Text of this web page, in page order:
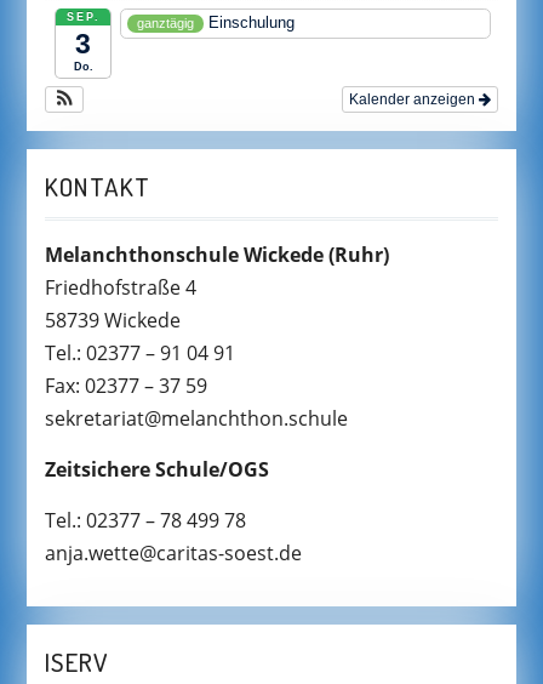
SEP.
3
Do.
ganztägig Einschulung
Kalender anzeigen
KONTAKT
Melanchthonschule Wickede(Ruhr)
Friedhofstraße 4
58739 Wickede
Tel.: 02377 – 91 04 91
Fax: 02377 – 37 59
sekretariat@melanchthon.schule
Zeitsichere Schule/OGS
Tel.: 02377 – 78 499 78
anja.wette@caritas-soest.de
ISERV